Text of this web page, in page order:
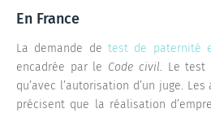
En France
La demande de test de paternité
encadrée par le Code civil. Le test
qu’avec l’autorisation d’un juge.
précisent que la réalisation